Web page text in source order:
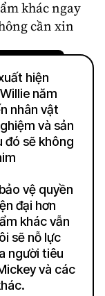
khác ngay
cần xin
hiện
năm
nhân vật
và sản
đó sẽ không
vệ quyền
đại hơn
khác vẫn
sẽ nỗ lực
người tiêu
và các